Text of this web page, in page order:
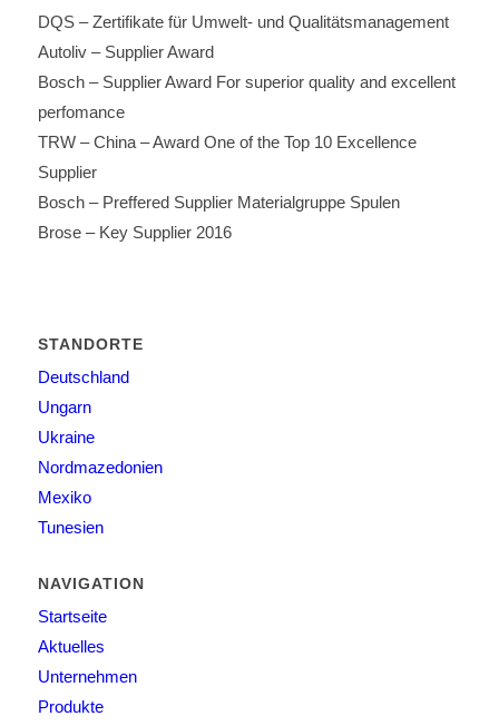
DQS – Zertifikate für Umwelt- und Qualitätsmanagement
Autoliv – Supplier Award
Bosch – Supplier Award For superior quality and excellent
perfomance
TRW – China – Award One of the Top 10 Excellence
Supplier
Bosch – Preffered Supplier Materialgruppe Spulen
Brose – Key Supplier 2016
STANDORTE
Deutschland
Ungarn
Ukraine
Nordmazedonien
Mexiko
Tunesien
NAVIGATION
Startseite
Aktuelles
Unternehmen
Produkte